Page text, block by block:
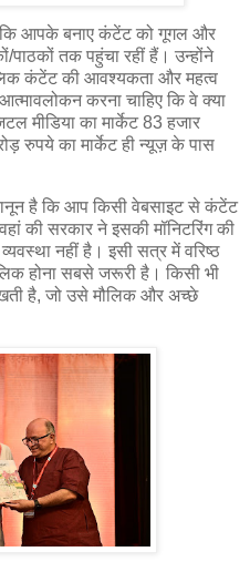
कि आपके बनाए कंटेंट को गूगल और
पाठकों तक पहुंचा रहीं हैं। उन्होंने
कंटेंट की आवश्यकता और महत्व
करना चाहिए कि वे क्या
मीडिया का मार्केट 83 हजार
रुपये का मार्केट ही न्यूज़ के पास
है कि आप किसी वेबसाइट से कंटेंट
की सरकार ने इसकी मॉनिटरिंग की
नहीं है। इसी सत्र में वरिष्ठ
होना सबसे जरूरी है। किसी भी
है, जो उसे मौलिक और अच्छे